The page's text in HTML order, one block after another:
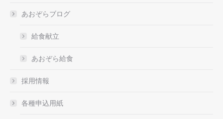
あおぞらブログ
給食献立
あおぞら給食
採用情報
各種申込用紙